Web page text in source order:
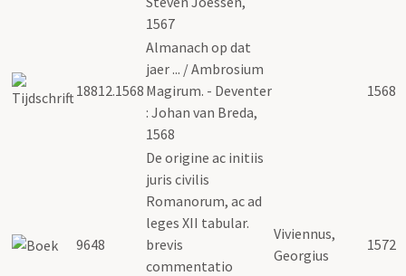
1567
18812.1568
Almanach op dat
jaer ... / Ambrosium
Magirum. - Deventer
: Johan van Breda,
1568
1568
9648
De origine ac initiis
juris civilis
Romanorum, ac ad
leges XII tabular.
brevis
commentatio
Viviennus,
Georgius
1572